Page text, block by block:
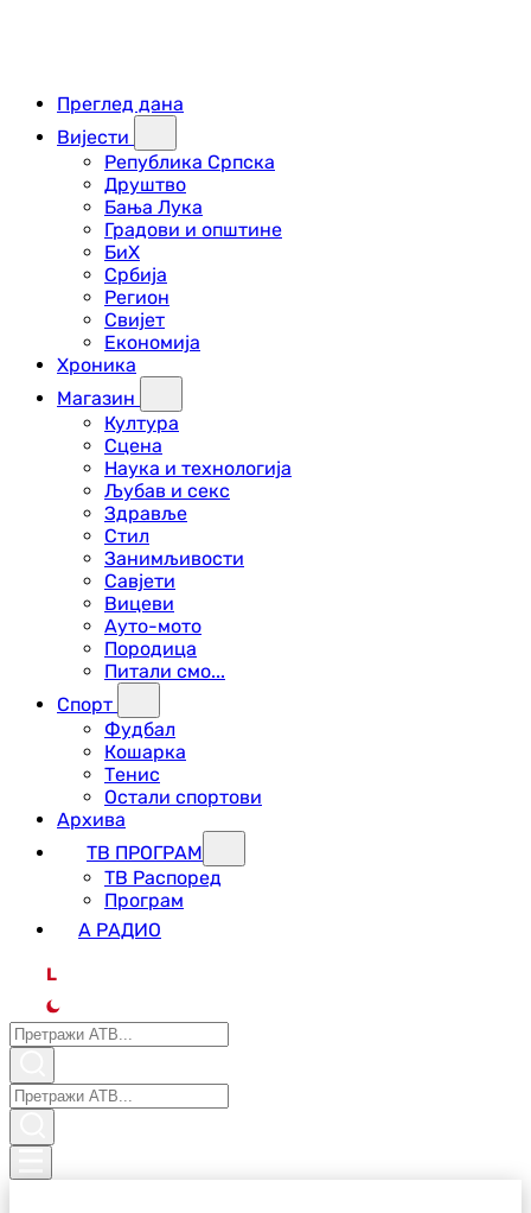
Преглед дана
Вијести
Република Српска
Друштво
Бања Лука
Градови и општине
БиХ
Србија
Регион
Свијет
Економија
Хроника
Магазин
Култура
Сцена
Наука и технологија
Љубав и секс
Здравље
Стил
Занимљивости
Савјети
Вицеви
Ауто-мото
Породица
Питали смо...
Спорт
Фудбал
Кошарка
Тенис
Остали спортови
Архива
ТВ ПРОГРАМ
ТВ Распоред
Програм
А РАДИО
L